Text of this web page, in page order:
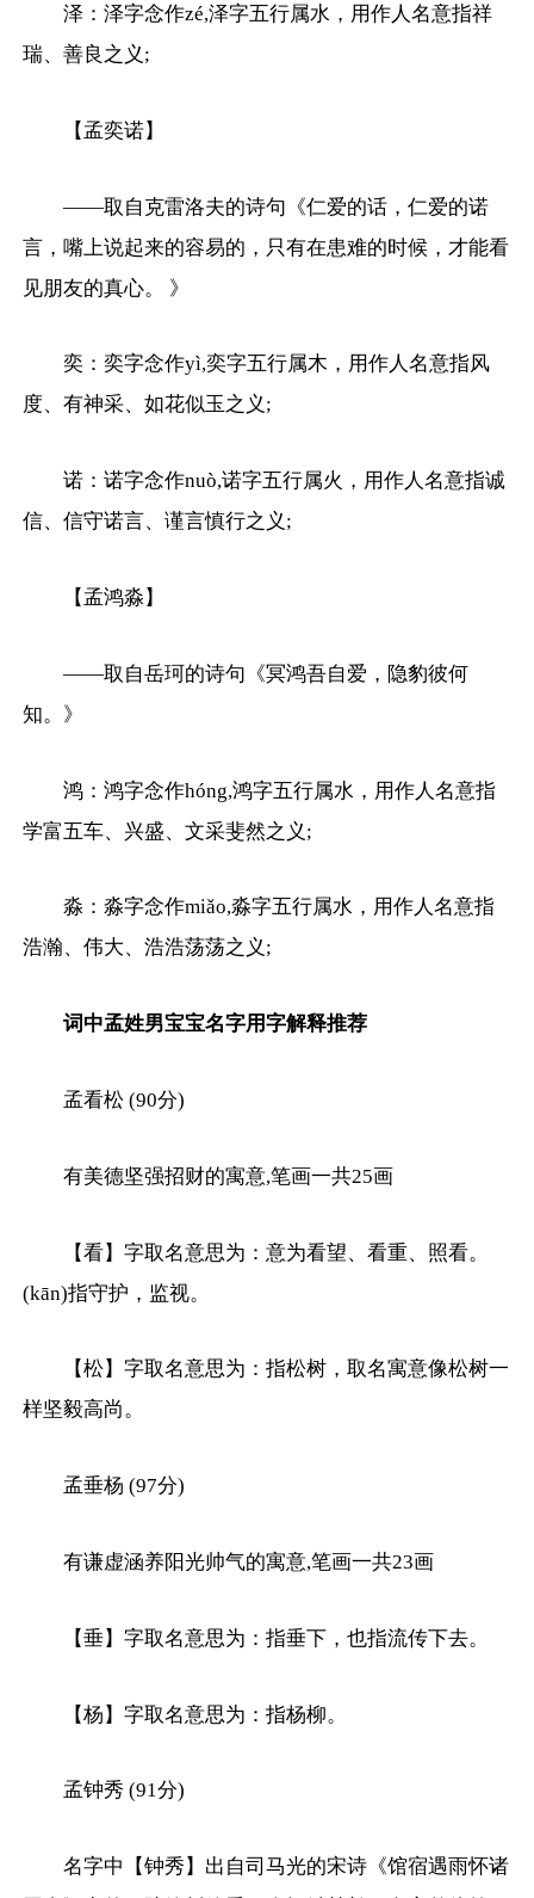
泽：泽字念作zé,泽字五行属水，用作人名意指祥
瑞、善良之义;
【孟奕诺】
——取自克雷洛夫的诗句《仁爱的话，仁爱的诺
言，嘴上说起来的容易的，只有在患难的时候，才能看
见朋友的真心。 》
奕：奕字念作yì,奕字五行属木，用作人名意指风
度、有神采、如花似玉之义;
诺：诺字念作nuò,诺字五行属火，用作人名意指诚
信、信守诺言、谨言慎行之义;
【孟鸿淼】
——取自岳珂的诗句《冥鸿吾自爱，隐豹彼何
知。》
鸿：鸿字念作hóng,鸿字五行属水，用作人名意指
学富五车、兴盛、文采斐然之义;
淼：淼字念作miǎo,淼字五行属水，用作人名意指
浩瀚、伟大、浩浩荡荡之义;
词中孟姓男宝宝名字用字解释推荐
孟看松 (90分)
有美德坚强招财的寓意,笔画一共25画
【看】字取名意思为：意为看望、看重、照看。
(kān)指守护，监视。
【松】字取名意思为：指松树，取名寓意像松树一
样坚毅高尚。
孟垂杨 (97分)
有谦虚涵养阳光帅气的寓意,笔画一共23画
【垂】字取名意思为：指垂下，也指流传下去。
【杨】字取名意思为：指杨柳。
孟钟秀 (91分)
名字中【钟秀】出自司马光的宋诗《馆宿遇雨怀诸